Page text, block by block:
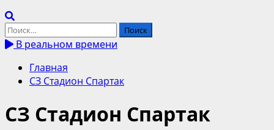
Найти:
В реальном времени
Главная
СЗ Стадион Спартак
СЗ Стадион Спартак